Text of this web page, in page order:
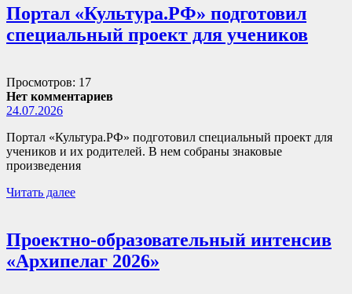
Портал «Культура.РФ» подготовил
специальный проект для учеников
Просмотров: 17
Нет комментариев
24.07.2026
Портал «Культура.РФ» подготовил специальный проект для
учеников и их родителей. В нем собраны знаковые
произведения
Читать далее
Проектно-образовательный интенсив
«Архипелаг 2026»